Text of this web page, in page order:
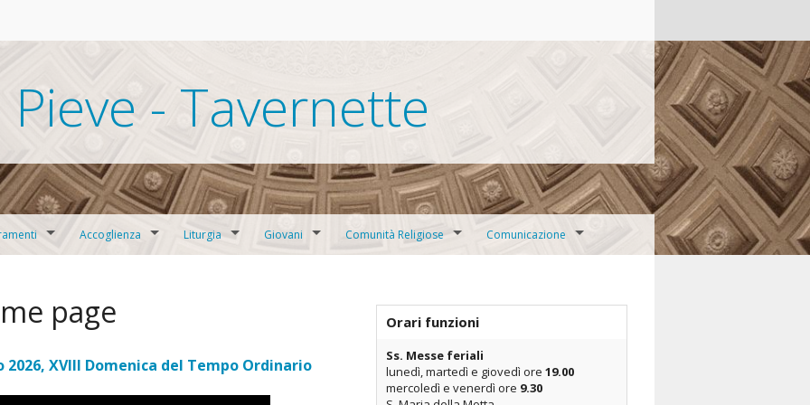
- Tavernette
al Matrimonio
Accoglienza Liturgia Giovani Comunità Religiose
San Valeriano
Comunità Monastica
Comunicazione
Galleria fotografica
page
XVIII Domenica del Tempo Ordinario
Orari funzioni
Ss. Messe feriali
lunedì, martedì e giovedì ore 19.00
mercoledì e venerdì ore 9.30